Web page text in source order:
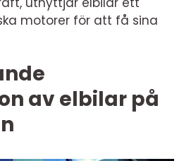
motorer för att få sina
av elbilar på